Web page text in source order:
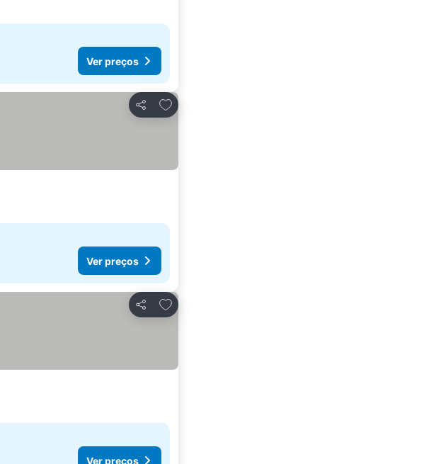
Ver preços
Partilhar
Adicionar aos favoritos
Ver preços
Partilhar
Adicionar aos favoritos
Ver preços